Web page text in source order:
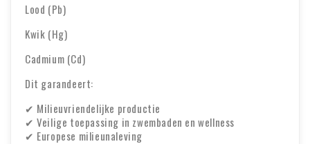
Lood (Pb)
Kwik (Hg)
Cadmium (Cd)
Dit garandeert:
✔ Milieuvriendelijke productie
✔ Veilige toepassing in zwembaden en wellness
✔ Europese milieunaleving